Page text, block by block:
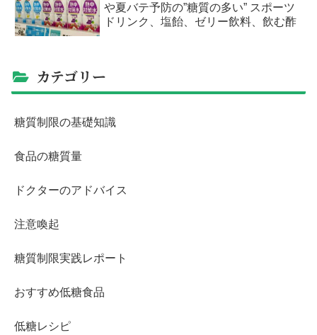
や夏バテ予防の”糖質の多い” スポーツ
ドリンク、塩飴、ゼリー飲料、飲む酢
カテゴリー
糖質制限の基礎知識
食品の糖質量
ドクターのアドバイス
注意喚起
糖質制限実践レポート
おすすめ低糖食品
低糖レシピ